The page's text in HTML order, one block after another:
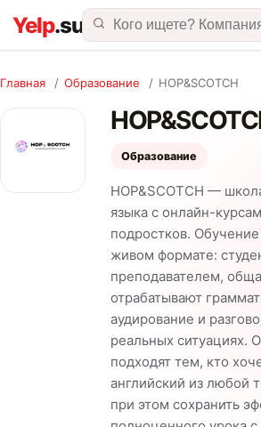
Главная / Образование / HOP&SCOTCH
Образование
HOP&SCOTCH —
языка с онлайн-
подростков.
живом формате:
преподавателем,
отрабатывают
аудирование и
реальных ситуациях.
подходят тем, кто
английский из любой
при этом сохранить